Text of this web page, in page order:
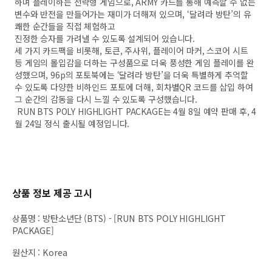
변수와 반전을 만들어가는 재미가 더해져 있으며, ‘달려라 방탄’의 유
쾌한 순간들을 직접 체험하고
진정한 승자를 가려낼 수 있도록 설계되어 있습니다.
세 가지 카드팩을 비롯해, 토큰, 주사위, 플레이어 마커, 스코어 시트
등 게임의 몰입감을 더하는 구성품으로 더욱 풍성한 게임 플레이를 완
성했으며,96p의 포토북에는 ‘달려라 방탄’을 더욱 특별하게 추억할
수 있도록 다양한 비하인드 포토에 더해, 회차별QR 코드를 삽입 하여
그 순간의 감동을 다시 느낄 수 있도록 구성했습니다.
RUN BTS POLY HIGHLIGHT PACKAGE는4월 8일 예약 판매 후, 4
월 24일 정식 출시될 예정입니다.
상품 정보 제공 고시
상품명 : 방탄소년단 (BTS) - [RUN BTS POLY HIGHLIGHT
PACKAGE]
원산지 : Korea